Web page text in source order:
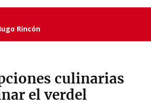
Rincón
culinarias
el verdel